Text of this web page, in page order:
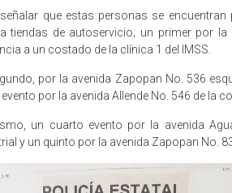
señalar que estas personas se
tiendas de autoservicio; un primer por
a un costado de la clínica 1 del IMSS.
por la avenida Zapopan No. 536
por la avenida Allende No. 546 de la
un cuarto evento por la avenida
y un quinto por la avenida Zapopan No.